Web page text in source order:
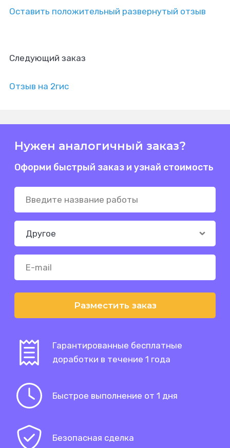
Оставить положительный развернутый отзыв
Следующий заказ
Отзыв на 2гис
Нужен аналогичный заказ?
Оформи быстрый заказ и узнай стоимость
Разместить заказ
Гарантированные бесплатные
доработки в течение 1 года
Быстрое выполнение от 1 дня
Безопасная сделка